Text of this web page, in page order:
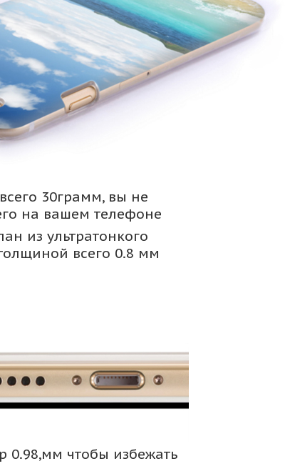
30грамм, вы не
на вашем телефоне
из ультратонкого
всего 0.8 мм
0.98,мм чтобы избежать